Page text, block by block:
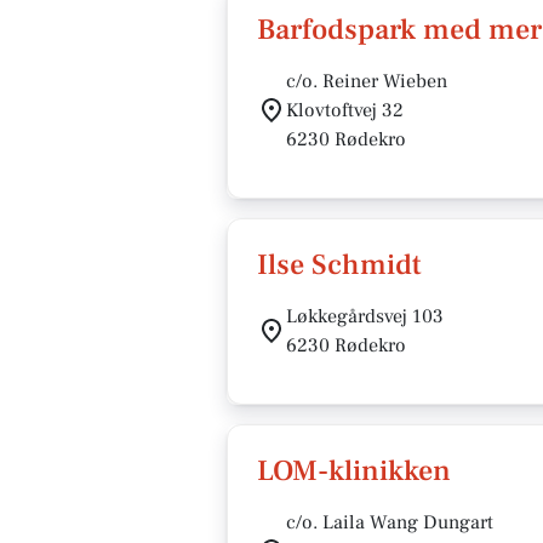
Barfodspark med
c/o. Reiner Wieben
Klovtoftvej 32
6230 Rødekro
Ilse Schmidt
Løkkegårdsvej 103
6230 Rødekro
LOM-klinikken
c/o. Laila Wang Dungart